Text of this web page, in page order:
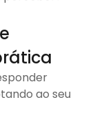
ao seu